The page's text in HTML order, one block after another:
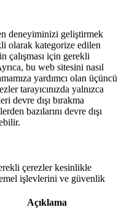
deneyiminizi geliştirmek
olarak kategorize edilen
çalışması için gerekli
bu web sitesini nasıl
yardımcı olan üçüncü
tarayıcınızda yalnızca
devre dışı bırakma
bazılarını devre dışı
çerezler kesinlikle
işlevlerini ve güvenlik
Açıklama